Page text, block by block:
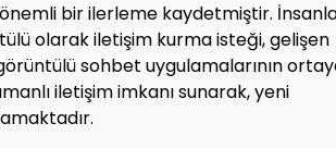
bir ilerleme kaydetmiştir.
olarak iletişim kurma isteği, gelişen
sohbet uygulamalarının
iletişim imkanı sunarak, yeni